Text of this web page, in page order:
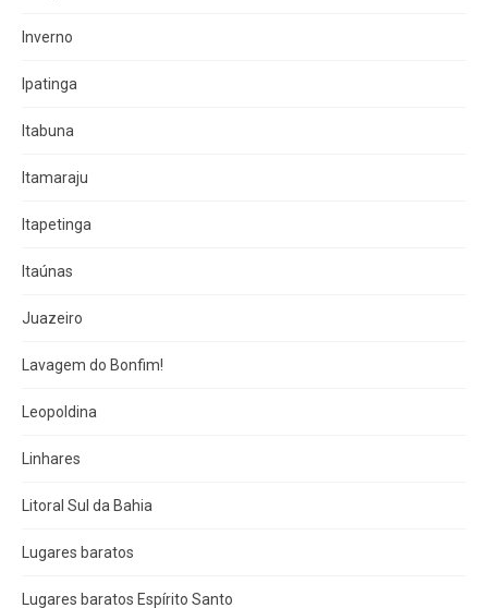
Inverno
Ipatinga
Itabuna
Itamaraju
Itapetinga
Itaúnas
Juazeiro
Lavagem do Bonfim!
Leopoldina
Linhares
Litoral Sul da Bahia
Lugares baratos
Lugares baratos Espírito Santo